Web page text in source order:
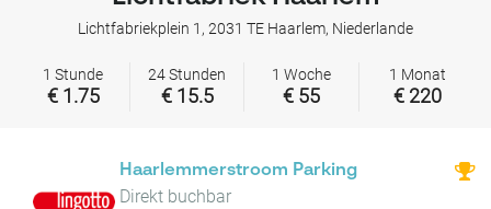
Lichtfabriekplein 1, 2031 TE Haarlem, Niederlande
1 Stunde
€ 1.75
24 Stunden
€ 15.5
1 Woche
€ 55
1 Monat
€ 220
Haarlemmerstroom Parking
Direkt buchbar